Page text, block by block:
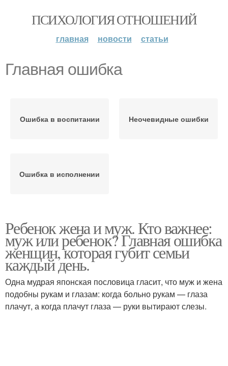
ПСИХОЛОГИЯ ОТНОШЕНИЙ
главная новости статьи
Главная ошибка
Ошибка в воспитании Неочевидные ошибки
Ошибка в исполнении
Ребенок жена и муж. Кто важнее:
муж или ребенок? Главная ошибка
женщин, которая губит семьи
каждый день.
Одна мудрая японская пословица гласит, что муж и жена
подобны рукам и глазам: когда больно рукам — глаза
плачут, а когда плачут глаза — руки вытирают слезы.